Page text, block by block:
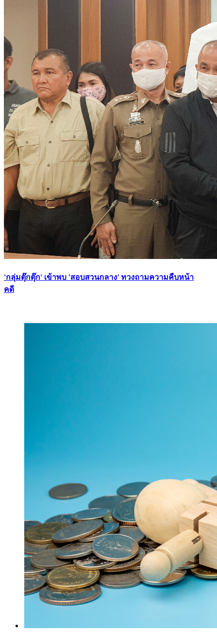
'กลุ่มตุ๊กตุ๊ก' เข้าพบ 'สอบสวนกลาง' ทวงถามความคืบหน้า
คดี